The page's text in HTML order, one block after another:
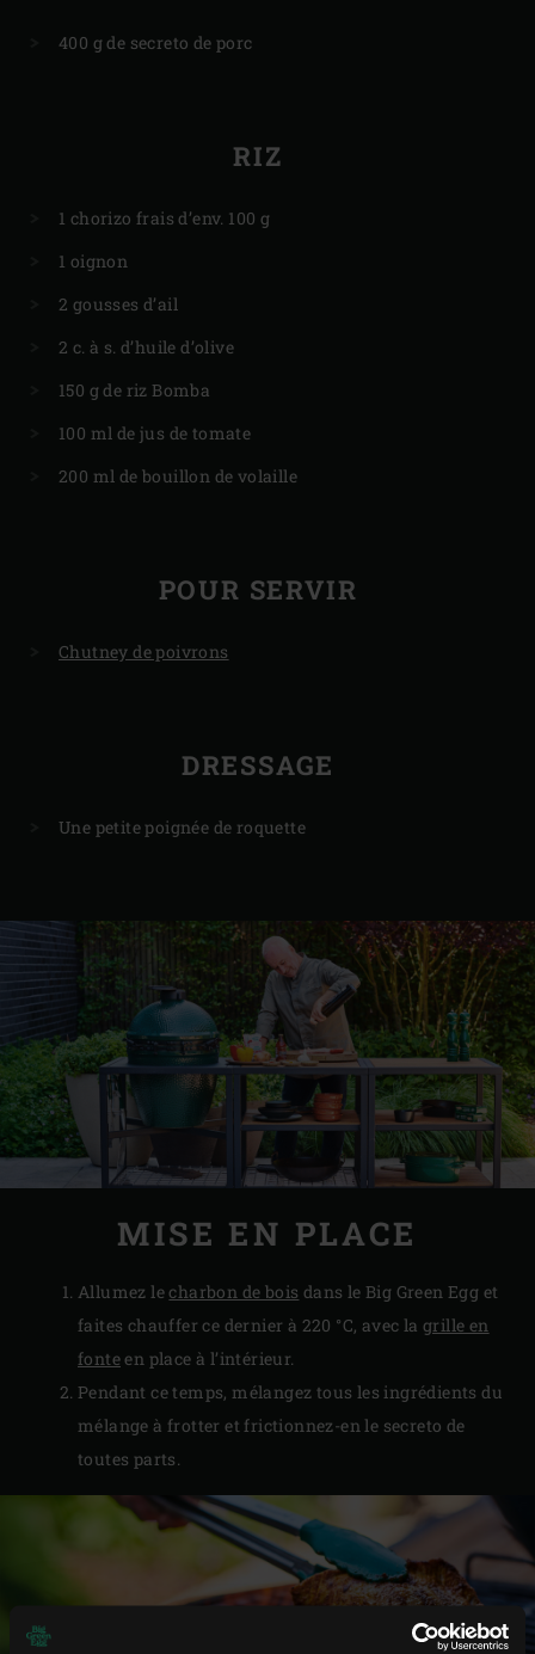
400 g de secreto de porc
RIZ
1 chorizo frais d’env. 100 g
1 oignon
2 gousses d’ail
2 c. à s. d’huile d’olive
150 g de riz Bomba
100 ml de jus de tomate
200 ml de bouillon de volaille
POUR SERVIR
Chutney de poivrons
DRESSAGE
Une petite poignée de roquette
MISE EN PLACE
Allumez lecharbon de bois dans le Big Green Egg et
faites chauffer ce dernier à 220 °C, avec la grille en
fonteen place à l’intérieur.
Pendant ce temps, mélangez tous les ingrédients du
mélange à frotter et frictionnez-en le secreto de
toutes parts.